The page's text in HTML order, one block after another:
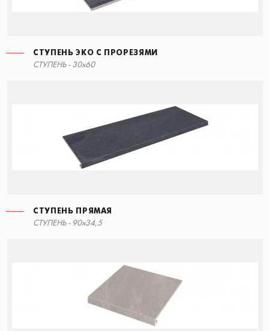
СТУПЕНЬ ЭКО С ПРОРЕЗЯМИ
СТУПЕНЬ - 30x60
СТУПЕНЬ ПРЯМАЯ
СТУПЕНЬ - 90x34,5